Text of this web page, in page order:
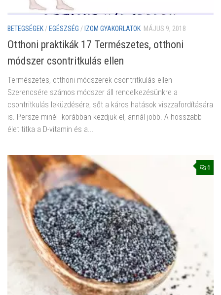
BETEGSÉGEK / EGÉSZSÉG / IZOM GYAKORLATOK MÁJUS 9, 2018
Otthoni praktikák 17 Természetes, otthoni
módszer csontritkulás ellen
Természetes, otthoni módszerek csontritkulás ellen
Szerencsére számos módszer áll rendelkezésünkre a
csontritkulás leküzdésére, sőt a káros hatások viszzafordítására
is. Persze minél korábban kezdjük el, annál jobb. A hosszabb
élet titka a D-vitamin és a...
6